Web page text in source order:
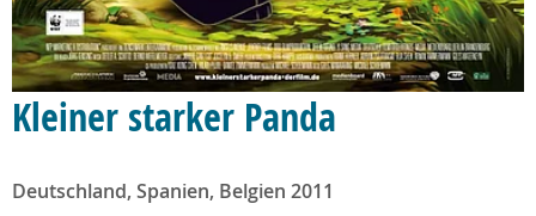
Kleiner starker Panda
Deutschland, Spanien, Belgien 2011